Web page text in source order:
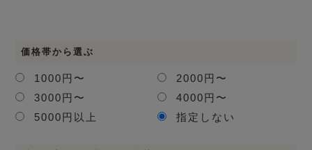
価格帯から選ぶ
1000円〜
2000円〜
3000円〜
4000円〜
5000円以上
指定しない